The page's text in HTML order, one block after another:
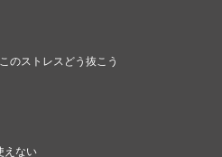
のストレスどう抜こう
えない